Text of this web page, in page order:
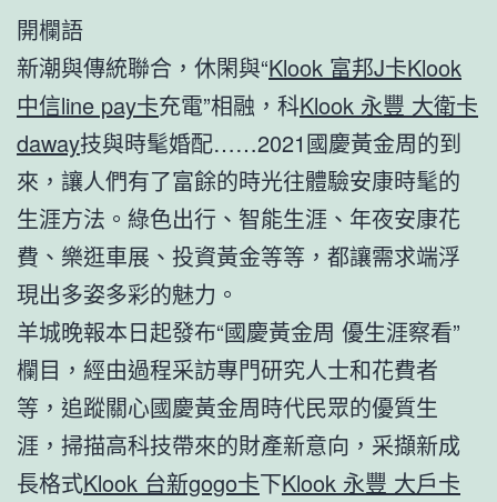
開欄語
新潮與傳統聯合，休閑與“Klook 富邦J卡Klook
中信line pay卡充電”相融，科Klook 永豐 大衛卡
daway技與時髦婚配……2021國慶黃金周的到
來，讓人們有了富餘的時光往體驗安康時髦的
生涯方法。綠色出行、智能生涯、年夜安康花
費、樂逛車展、投資黃金等等，都讓需求端浮
現出多姿多彩的魅力。
羊城晚報本日起發布“國慶黃金周 優生涯察看”
欄目，經由過程采訪專門研究人士和花費者
等，追蹤關心國慶黃金周時代民眾的優質生
涯，掃描高科技帶來的財產新意向，采擷新成
長格式Klook 台新gogo卡下Klook 永豐 大戶卡